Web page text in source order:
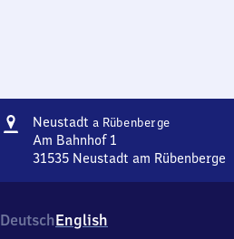
Adresse
Neustadt a RübenbergeNeustadt
Rübenberge
Am Bahnhof 1
31535 Neustadt am Rübenberge
Rübenberge,
Am
DeutschEnglish